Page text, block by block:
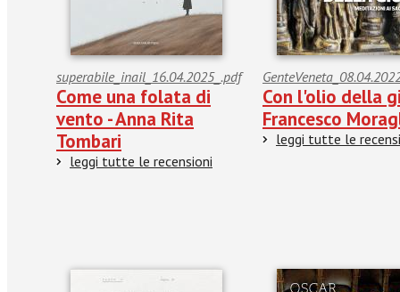
superabile_inail_16.04.2025_.pdf
Come una folata di
vento - Anna Rita
Tombari
leggi tutte le recensioni
Con l'olio della
Francesco
leggi tutte le